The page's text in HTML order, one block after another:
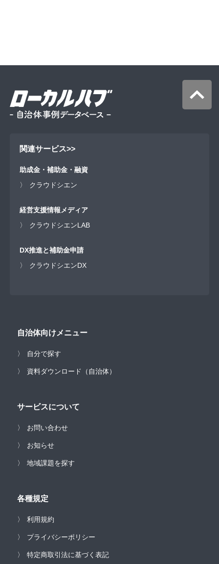
関連サービス>>
助成金・補助金・融資
クラウドシエン
経営支援情報メディア
クラウドシエンLAB
DX推進と補助金申請
クラウドシエンDX
自治体向けメニュー
自分で探す
資料ダウンロード（自治体）
サービスについて
お問い合わせ
お知らせ
地域課題を探す
各種規定
利用規約
プライバシーポリシー
特定商取引法に基づく表記